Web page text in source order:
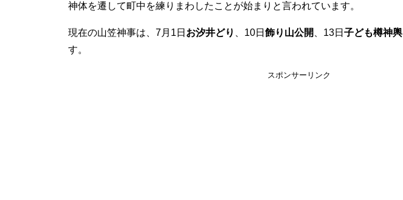
神体を遷して町中を練りまわしたことが始まりと言われています。
現在の山笠神事は、7月1日 お汐井どり 、10日 飾り山公開 、13日 子ども樽神輿
す。
スポンサーリンク